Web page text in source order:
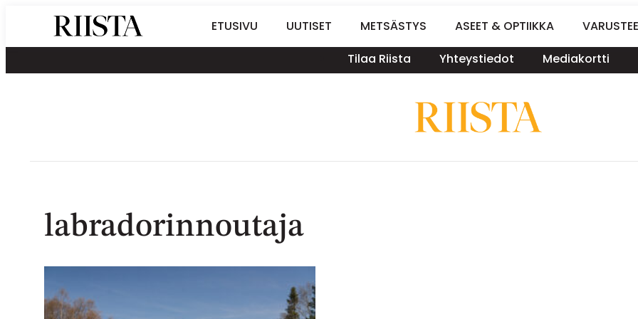
sisältöön
Riistalehti.fi
Metsästyksen
erikoislehti
ETUSIVU UUTISET METSÄSTYS ASEET & OPTIIKKA
Tilaa Riista
Yhteystiedot Mediakortti
labradorinnoutaja